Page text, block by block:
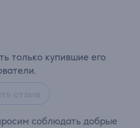
только купившие его
соблюдать добрые